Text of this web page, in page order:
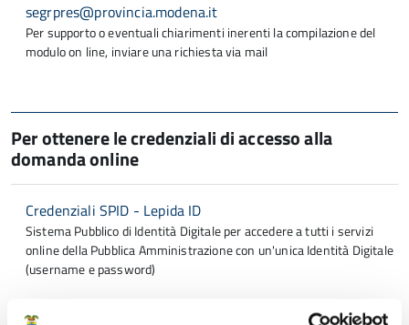
segrpres@provincia.modena.it
Per supporto o eventuali chiarimenti inerenti la compilazione del
modulo on line, inviare una richiesta via mail
Per ottenere le credenziali di accesso alla
domanda online
Credenziali SPID - Lepida ID
Sistema Pubblico di Identità Digitale per accedere a tutti i servizi
online della Pubblica Amministrazione con un'unica Identità Digitale
(username e password)